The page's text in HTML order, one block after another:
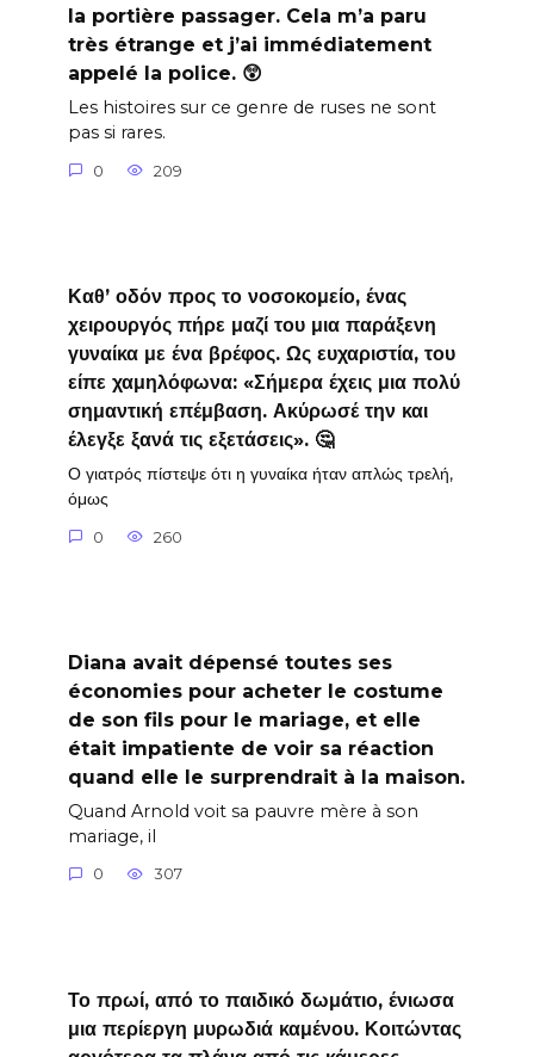
la portière passager. Cela m’a paru
très étrange et j’ai immédiatement
appelé la police. 😲
Les histoires sur ce genre de ruses ne sont
pas si rares.
0 209
Καθ’ οδόν προς το νοσοκομείο, ένας
χειρουργός πήρε μαζί του μια παράξενη
γυναίκα με ένα βρέφος. Ως ευχαριστία, του
είπε χαμηλόφωνα: «Σήμερα έχεις μια πολύ
σημαντική επέμβαση. Ακύρωσέ την και
έλεγξε ξανά τις εξετάσεις». 🤔
Ο γιατρός πίστεψε ότι η γυναίκα ήταν απλώς τρελή,
όμως
0 260
Diana avait dépensé toutes ses
économies pour acheter le costume
de son fils pour le mariage, et elle
était impatiente de voir sa réaction
quand elle le surprendrait à la maison.
Quand Arnold voit sa pauvre mère à son
mariage, il
0 307
Το πρωί, από το παιδικό δωμάτιο, ένιωσα
μια περίεργη μυρωδιά καμένου. Κοιτώντας